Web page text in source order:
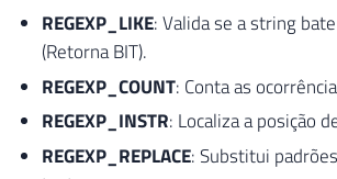
REGEXP_LIKE: Valida se a string
(Retorna BIT).
REGEXP_COUNT: Conta as
REGEXP_INSTR: Localiza a posição
REGEXP_REPLACE: Substitui